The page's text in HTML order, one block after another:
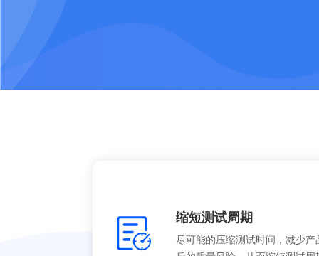
缩短测试周期
尽可能的压缩测试时间，减少产